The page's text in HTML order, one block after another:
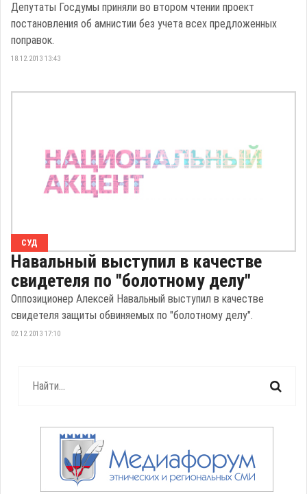
Депутаты Госдумы приняли во втором чтении проект
постановления об амнистии без учета всех предложенных
поправок.
18.12.2013 13:43
СУД
Навальный выступил в качестве
свидетеля по "болотному делу"
Оппозиционер Алексей Навальный выступил в качестве
свидетеля защиты обвиняемых по "болотному делу".
02.12.2013 17:10